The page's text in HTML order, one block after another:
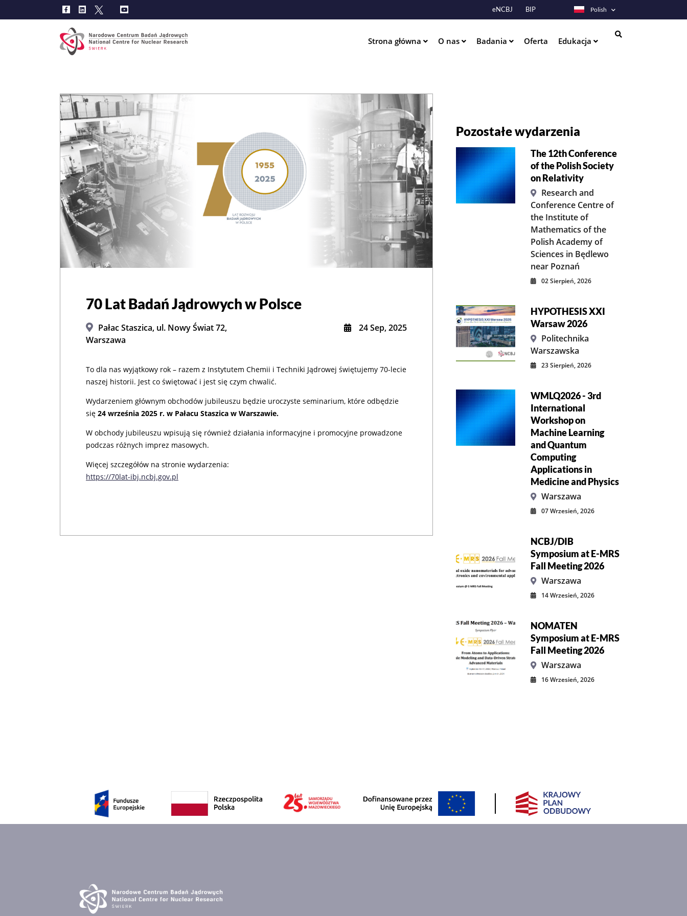
eNCBJ BIP Polish
Strona główna O nas Badania Oferta Edukacja
70 Lat Badań Jądrowych w Polsce
Pałac Staszica, ul. Nowy Świat 72,
Warszawa
To dla nas wyjątkowy rok – razem z Instytutem Chemii i Techniki Jądrowej świętujemy 70-lecie
naszej historii. Jest co świętować i jest się czym chwalić.
Wydarzeniem głównym obchodów jubileuszu będzie uroczyste seminarium, które odbędzie
się 24 września 2025 r. w Pałacu Staszica w Warszawie.
W obchody jubileuszu wpisują się również działania informacyjne i promocyjne prowadzone
podczas różnych imprez masowych.
Więcej szczegółów na stronie wydarzenia:
https://70lat-ibj.ncbj.gov.pl
Pozostałe wydarzenia
The 12th Conference
of the Polish Society
on Relativity
Research and
Conference Centre of
the Institute of
Mathematics of the
Polish Academy of
Sciences in Będlewo
near Poznań
02 Sierpień, 2026
HYPOTHESIS XXI
Warsaw 2026
Politechnika
Warszawska
23 Sierpień, 2026
WMLQ2026 - 3rd
International
Workshop on
Machine Learning
and Quantum
Computing
Applications in
Medicine and Physics
Warszawa
07 Wrzesień, 2026
NCBJ/DIB
Symposium at E-MRS
Fall Meeting 2026
Warszawa
14 Wrzesień, 2026
NOMATEN
Symposium at E-MRS
Fall Meeting 2026
Warszawa
16 Wrzesień, 2026